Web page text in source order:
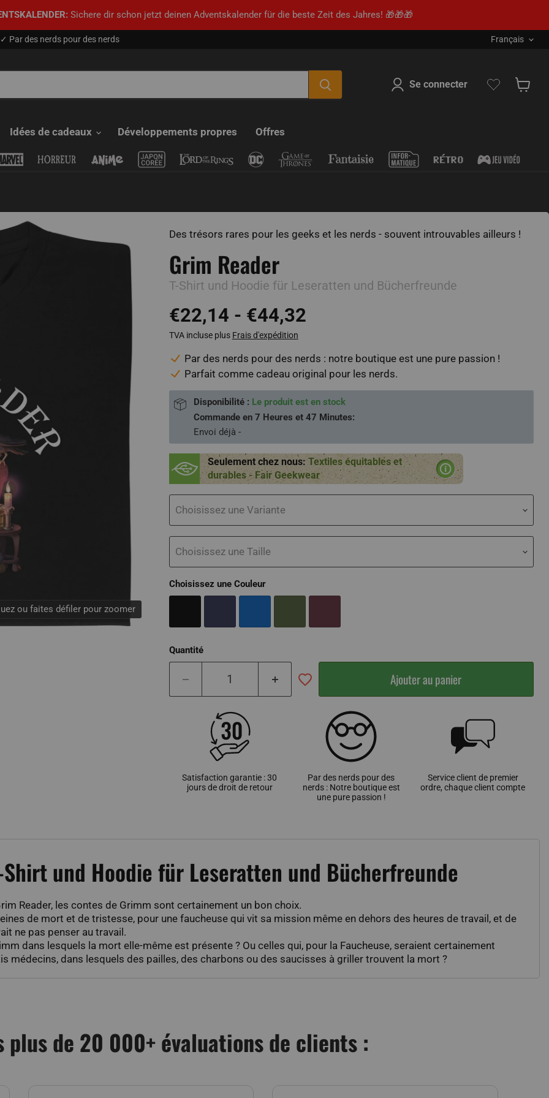
Sichere dir schon jetzt deinen Adventskalender für die beste Zeit des Jahres! 🎁🎁🎁
✓ Par des nerds pour des nerds Sprache
Français
Se connecter
Idées de cadeaux Développements propres Offres
ou faites défiler pour zoomer
Des trésors rares pour les geeks et les nerds - souvent introuvables ailleurs !
Grim Reader
T-Shirt und Hoodie für Leseratten und Bücherfreunde
€22,14 - €44,32
TVA incluse plus Frais d'expédition
Par des nerds pour des nerds : notre boutique est une pure passion !
Parfait comme cadeau original pour les nerds.
Disponibilité : Le produit est en stock
Commande en 7 Heures et 47 Minutes:
Envoi déjà -
Seulement chez nous:Textiles équitables et
durables - Fair Geekwear
Choisissez une Variante
Choisissez une Taille
Choisissez une Couleur
Quantité
Ajouter au panier
Satisfaction garantie : 30
jours de droit de retour
Par des nerds pour des
nerds : Notre boutique est
une pure passion !
Service client de premier
ordre, chaque client compte
und Hoodie für Leseratten und Bücherfreunde
Reader, les contes de Grimm sont certainement un bon choix.
de mort et de tristesse, pour une faucheuse qui vit sa mission même en dehors des heures de travail, et de
ne pas penser au travail.
dans lesquels la mort elle-même est présente ? Ou celles qui, pour la Faucheuse, seraient certainement
médecins, dans lesquels des pailles, des charbons ou des saucisses à griller trouvent la mort ?
plus de 20 000+ évaluations de clients :